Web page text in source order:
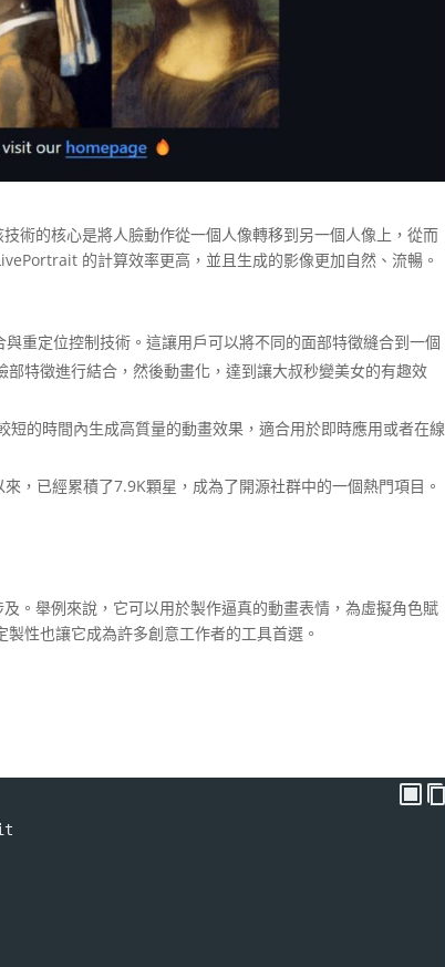
術的核心是將人臉動作從一個人像轉移到另一個人像上，從而
的計算效率更高，並且生成的影像更加自然、流暢。
重定位控制技術。這讓用戶可以將不同的面部特徵縫合到一個
特徵進行結合，然後動畫化，達到讓大叔秒變美女的有趣效
短的時間內生成高質量的動畫效果，適合用於即時應用或者在線
，已經累積了7.9K顆星，成為了開源社群中的一個熱門項目。
。舉例來說，它可以用於製作逼真的動畫表情，為虛擬角色賦
性也讓它成為許多創意工作者的工具首選。